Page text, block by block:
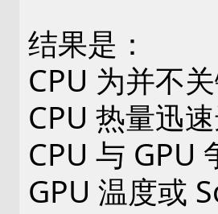
结果是：
CPU 为并不
CPU 热量迅
CPU 与 GPU
GPU 温度或